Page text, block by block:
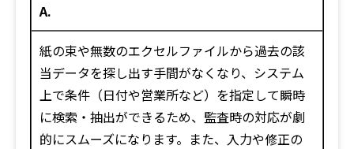
A.
紙の束や無数のエクセルファイルから過去の該
当データを探し出す手間がなくなり、システム
上で条件（日付や営業所など）を指定して瞬時
に検索・抽出ができるため、監査時の対応が劇
的にスムーズになります。また、入力や修正の